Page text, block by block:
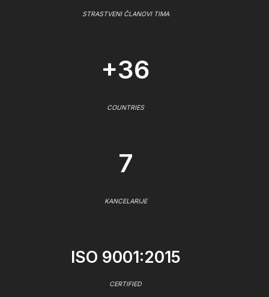
STRASTVENI ČLANOVI TIMA
+36
COUNTRIES
7
KANCELARIJE
ISO 9001:2015
CERTIFIED